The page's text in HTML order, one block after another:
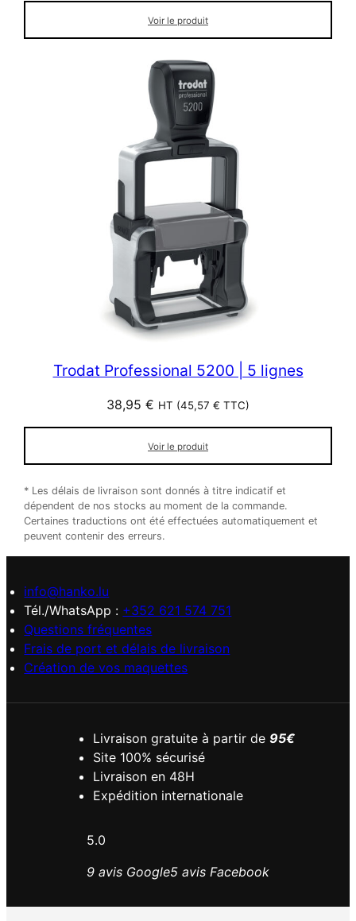
Voir le produit
Trodat Professional 5200 | 5 lignes
38,95 € HT (45,57 € TTC)
Voir le produit
* Les délais de livraison sont donnés à titre indicatif et
dépendent de nos stocks au moment de la commande.
Certaines traductions ont été effectuées automatiquement et
peuvent contenir des erreurs.
info@hanko.lu
Tél./WhatsApp : +352 621 574 751
Questions fréquentes
Frais de port et délais de livraison
Création de vos maquettes
Livraison gratuite à partir de 95€
Site 100% sécurisé
Livraison en 48H
Expédition internationale
5.0
9 avis Google5 avis Facebook